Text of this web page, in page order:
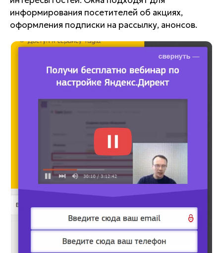
информирования посетителей об акциях,
оформления подписки на рассылку, анонсов.